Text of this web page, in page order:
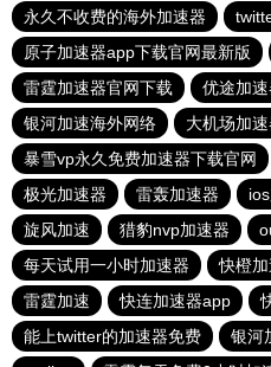
永久不收费的海外加速器
原子加速器app下载官网最新版
雷霆加速器官网下载
优途加速
银河加速海外网络
大机场加速
暴雪vp永久免费加速器下载官网
极光加速器
雷轰加速器
旋风加速
猎豹nvp加速器
每天试用一小时加速器
快橙
雷霆加速
快连加速器app
能上twitter的加速器免费
银河